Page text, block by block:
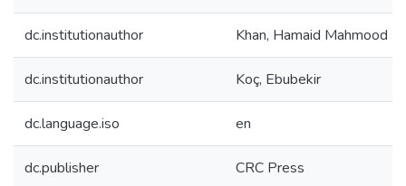
dc.institutionauthor Khan, Hamaid Mahmood
dc.institutionauthor Koç, Ebubekir
dc.language.iso en
dc.publisher CRC Press